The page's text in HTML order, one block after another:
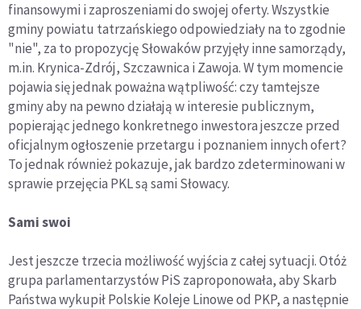
finansowymi i zaproszeniami do swojej oferty. Wszystkie
gminy powiatu tatrzańskiego odpowiedziały na to zgodnie
"nie", za to propozycję Słowaków przyjęły inne samorządy,
m.in. Krynica-Zdrój, Szczawnica i Zawoja. W tym momencie
pojawia się jednak poważna wątpliwość: czy tamtejsze
gminy aby na pewno działają w interesie publicznym,
popierając jednego konkretnego inwestora jeszcze przed
oficjalnym ogłoszenie przetargu i poznaniem innych ofert?
To jednak również pokazuje, jak bardzo zdeterminowani w
sprawie przejęcia PKL są sami Słowacy.
Sami swoi
Jest jeszcze trzecia możliwość wyjścia z całej sytuacji. Otóż
grupa parlamentarzystów PiS zaproponowała, aby Skarb
Państwa wykupił Polskie Koleje Linowe od PKP, a następnie